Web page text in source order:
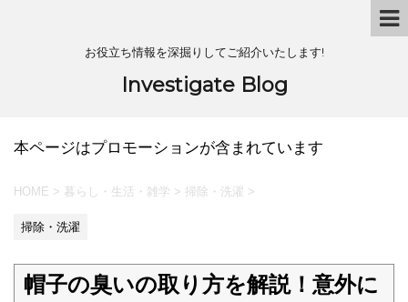
お役立ち情報を深掘りしてご紹介いたします!
Investigate Blog
本ページはプロモーションが含まれています
HOME > 暮らし・生活・雑学 > 掃除・洗濯 >
掃除・洗濯
帽子の臭いの取り方を解説！意外に